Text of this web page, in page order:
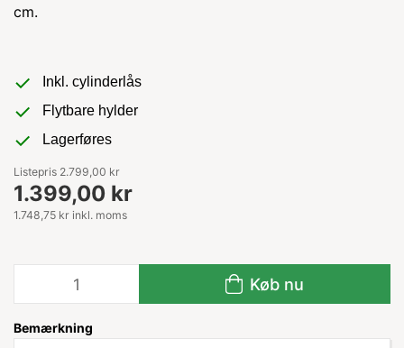
cm.
Inkl. cylinderlås
Flytbare hylder
Lagerføres
Listepris 2.799,00 kr
1.399,00 kr
1.748,75 kr inkl. moms
Køb nu
Bemærkning